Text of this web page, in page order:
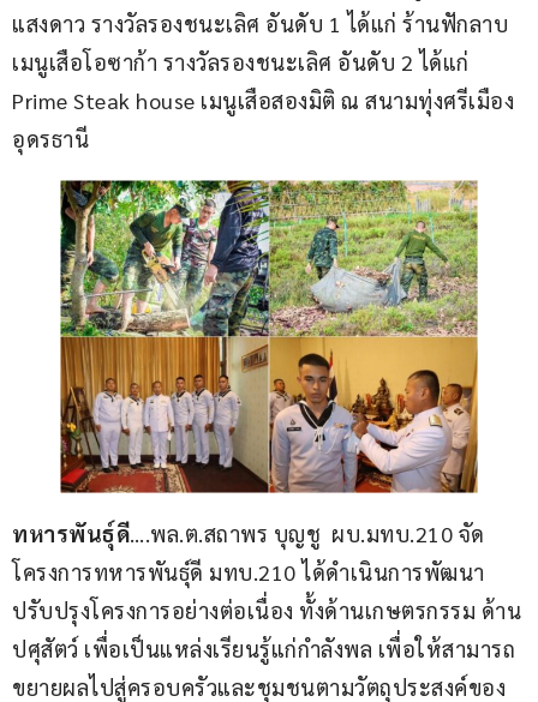
แสงดาว รางวัลรองชนะเลิศ อันดับ 1 ได้แก่ ร้านฟักลาบ
เมนูเสือโอซาก้า รางวัลรองชนะเลิศ อันดับ 2 ได้แก่
Prime Steak house เมนูเสือสองมิติ ณ สนามทุ่งศรีเมือง
อุดรธานี
ทหารพันธุ์ดี….พล.ต.สถาพร บุญชู  ผบ.มทบ.210 จัด
โครงการทหารพันธุ์ดี มทบ.210 ได้ดำเนินการพัฒนา
ปรับปรุงโครงการอย่างต่อเนื่อง ทั้งด้านเกษตรกรรม ด้าน
ปศุสัตว์ เพื่อเป็นแหล่งเรียนรู้แก่กำลังพล เพื่อให้สามารถ
ขยายผลไปสู่ครอบครัวและชุมชนตามวัตถุประสงค์ของ